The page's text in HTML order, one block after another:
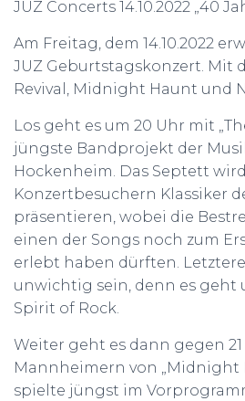
JUZ Concerts 14.10.2022 „40
Am Freitag, dem 14.10.2022
JUZ Geburtstagskonzert. Mit
Revival, Midnight Haunt und
Los geht es um 20 Uhr mit
jüngste Bandprojekt der
Hockenheim. Das Septett
Konzertbesuchern Klassiker
präsentieren, wobei die
einen der Songs noch zum
erlebt haben dürften.
unwichtig sein, denn es geht
Spirit of Rock.
Weiter geht es dann gegen
Mannheimern von „Midnight
spielte jüngst im